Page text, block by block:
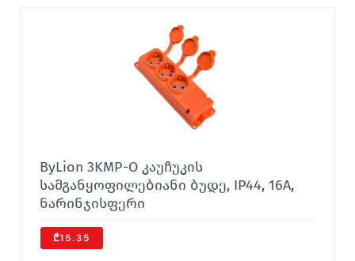
ByLion 3KMP-O კაუჩუკის
სამგანყოფილებიანი ბუდე, IP44, 16A,
ნარინჯისფერი
₾15.35